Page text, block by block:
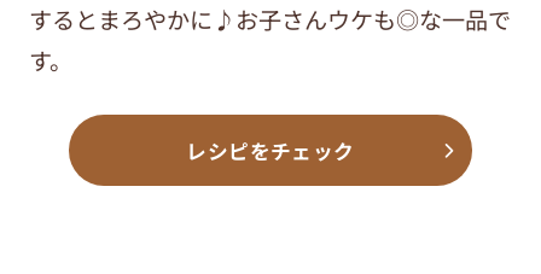
するとまろやかに♪お子さんウケも◎な一品で
す。
レシピをチェック